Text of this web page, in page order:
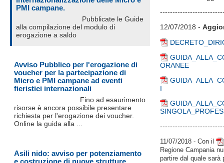
12/07/2018 -
ORANEE
I
11/07/2018 - Con il
Regione Campania
partire dal quale sarà
PMI campane.
Pubblicate le Guide
alla compilazione del modulo di
erogazione a saldo
Avviso Pubblico per l'erogazione di
voucher per la partecipazione di
Micro e PMI campane ad eventi
fieristici internazionali
Fino ad esaurimento
risorse è ancora possibile presentare
richiesta per l'erogazione dei voucher.
Online la guida alla ...
Asili nido: avviso per potenziamento
e costruzione di nuove strutture